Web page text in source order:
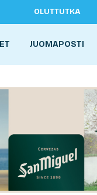
OLUTTUTKA
JUOMAPOSTI